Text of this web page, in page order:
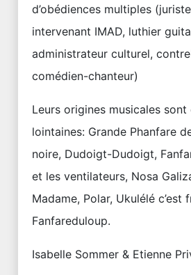
d’obédiences multiples
intervenant IMAD, luthier
administrateur culturel,
comédien-chanteur)
Leurs origines musicales
lointaines: Grande Phanfare
noire, Dudoigt-Dudoigt,
et les ventilateurs, Nosa
Madame, Polar, Ukulélé c’est
Fanfareduloup.
Isabelle Sommer & Etienne